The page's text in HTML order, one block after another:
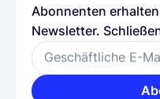
Abonnenten
Newsletter.
Geschäftliche E-